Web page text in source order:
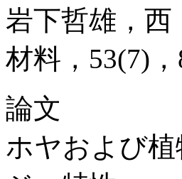
岩下哲雄，
材料，53(7)
論文
ホヤおよび